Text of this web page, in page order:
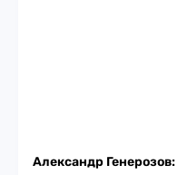
Александр Генерозов: